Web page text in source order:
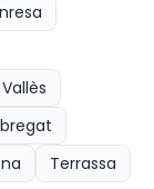
Terrassa